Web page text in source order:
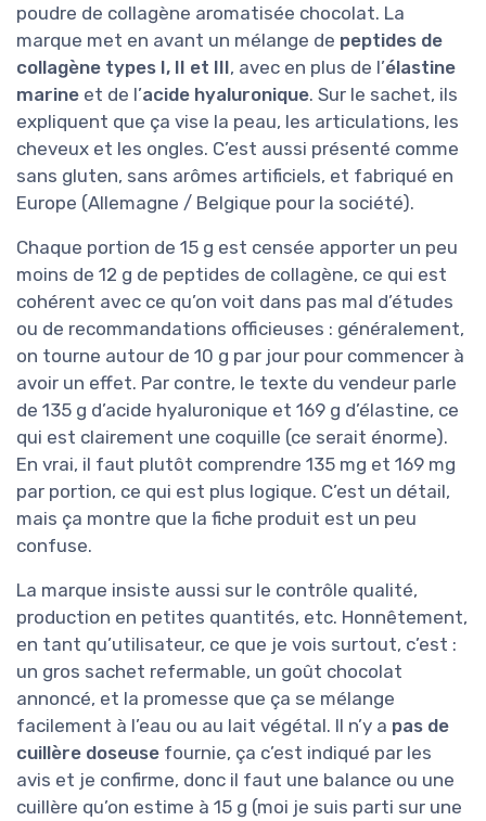
poudre de collagène aromatisée chocolat. La
marque met en avant un mélange de peptides de
collagène types I, II et III, avec en plus de l’élastine
marine et de l’acide hyaluronique. Sur le sachet, ils
expliquent que ça vise la peau, les articulations, les
cheveux et les ongles. C’est aussi présenté comme
sans gluten, sans arômes artificiels, et fabriqué en
Europe (Allemagne / Belgique pour la société).
Chaque portion de 15 g est censée apporter un peu
moins de 12 g de peptides de collagène, ce qui est
cohérent avec ce qu’on voit dans pas mal d’études
ou de recommandations officieuses : généralement,
on tourne autour de 10 g par jour pour commencer à
avoir un effet. Par contre, le texte du vendeur parle
de 135 g d’acide hyaluronique et 169 g d’élastine, ce
qui est clairement une coquille (ce serait énorme).
En vrai, il faut plutôt comprendre 135 mg et 169 mg
par portion, ce qui est plus logique. C’est un détail,
mais ça montre que la fiche produit est un peu
confuse.
La marque insiste aussi sur le contrôle qualité,
production en petites quantités, etc. Honnêtement,
en tant qu’utilisateur, ce que je vois surtout, c’est :
un gros sachet refermable, un goût chocolat
annoncé, et la promesse que ça se mélange
facilement à l’eau ou au lait végétal. Il n’y a pas de
cuillère doseuse fournie, ça c’est indiqué par les
avis et je confirme, donc il faut une balance ou une
cuillère qu’on estime à 15 g (moi je suis parti sur une